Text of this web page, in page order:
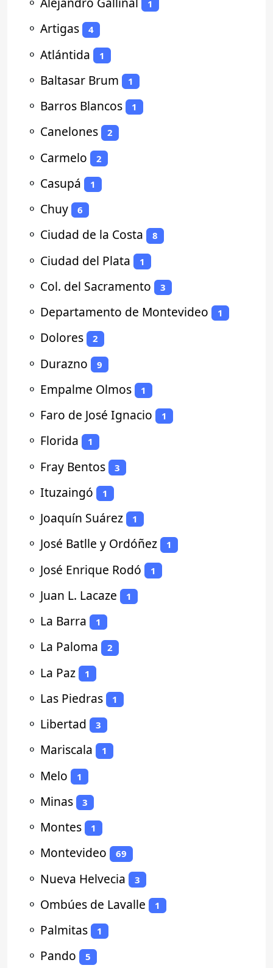
1
⚬ Artigas 4
⚬ Atlántida 1
⚬ Baltasar Brum 1
⚬ Barros Blancos 1
⚬ Canelones 2
⚬ Carmelo 2
⚬ Casupá 1
⚬ Chuy 6
⚬ Ciudad de la Costa 8
⚬ Ciudad del Plata 1
⚬ Col. del Sacramento 3
⚬ Departamento de Montevideo 1
⚬ Dolores 2
⚬ Durazno 9
⚬ Empalme Olmos 1
⚬ Faro de José Ignacio 1
⚬ Florida 1
⚬ Fray Bentos 3
⚬ Ituzaingó 1
⚬ Joaquín Suárez 1
⚬ José Batlle y Ordóñez 1
⚬ José Enrique Rodó 1
⚬ Juan L. Lacaze 1
⚬ La Barra 1
⚬ La Paloma 2
⚬ La Paz 1
⚬ Las Piedras 1
⚬ Libertad 3
⚬ Mariscala 1
⚬ Melo 1
⚬ Minas 3
⚬ Montes 1
⚬ Montevideo 69
⚬ Nueva Helvecia 3
⚬ Ombúes de Lavalle 1
⚬ Palmitas 1
⚬ Pando 5